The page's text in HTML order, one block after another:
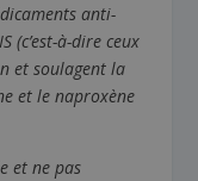
anti-
(c’est-à-dire ceux
et soulagent la
et le naproxène
et ne pas